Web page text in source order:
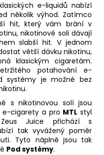
e-liquidů nabízí
několik výhod. Zatímco
hit, který vám brání v
nikotinové soli dávají
slabší hit. V jednom
větší dávku nikotinu,
klasickým cigaretám.
potahování e-
je možné bez
s nikotinovou solí jsou
e-cigarety a pro MTL styl
Juice přichází s
tak vyvážený poměr
Tyto náplně jsou tak
Pod systémy.